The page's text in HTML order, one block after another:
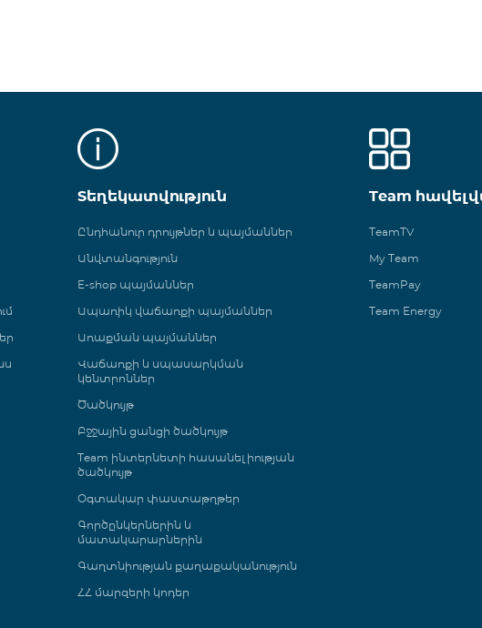
Տեղեկատվություն
Ընդհանուր դրույթներ և պայմաններ
Անվտանգություն
E-shop պայմաններ
Ապառիկ վաճառքի պայմաններ
Առաքման պայմաններ
Վաճառքի և սպասարկման
կենտրոններ
Ծածկույթ
Բջջային ցանցի ծածկույթ
Team ինտերնետի հասանելիության
ծածկույթ
Օգտակար փաստաթղթեր
Գործընկերներին և
մատակարարներին
Գաղտնիության քաղաքականություն
ՀՀ մարզերի կոդեր
Team
TeamTV
My Team
TeamPay
Team Energy